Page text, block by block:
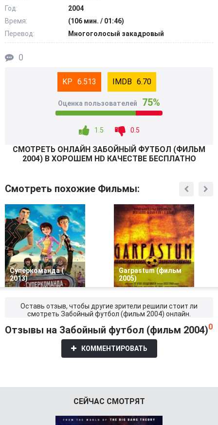
Год:
2004
Время:
(106 мин. / 01:46)
Перевод:
Многоголосый закадровый
0
6.513 6.70
Оценка пользователей 75%
1.5 0.5
СМОТРEТЬ ОНЛАЙН ЗАБОЙНЫЙ ФУТБОЛ (ФИЛЬМ
2004) В ХОРОШЕМ HD КАЧЕСТВЕ БЕСПЛАТНО
Смотреть похожие Фильмы:
Суперкоманда (
2013)
Garpastum (фильм
2005)
Оставь отзыв, чтобы другие зрители решили стоит ли
смотреть Забойный футбол (фильм 2004) онлайн.
Отзывы на Забойный футбол (фильм 2004)0
КОММЕНТИРОВАТЬ
СЕЙЧАС СМОТРЯТ